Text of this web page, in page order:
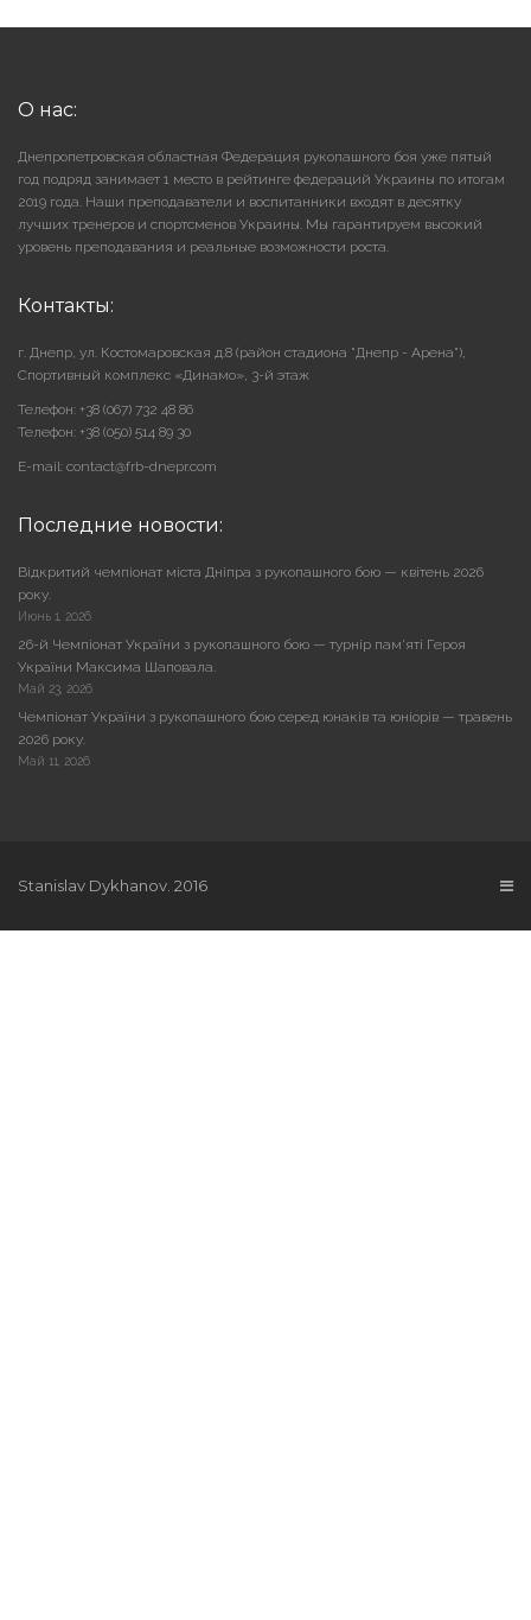
О нас:
Днепропетровская областная Федерация рукопашного боя уже пятый
год подряд занимает 1 место в рейтинге федераций Украины по итогам
2019 года. Наши преподаватели и воспитанники входят в десятку
лучших тренеров и спортсменов Украины. Мы гарантируем высокий
уровень преподавания и реальные возможности роста.
Контакты:
г. Днепр, ул. Костомаровская д.8 (район стадиона "Днепр - Арена"),
Cпортивный комплекс «Динамо», 3-й этаж
Телефон: +38 (067) 732 48 86
Телефон: +38 (050) 514 89 30
E-mail: contact@frb-dnepr.com
Последние новости:
Відкритий чемпіонат міста Дніпра з рукопашного бою — квітень 2026
року.
Июнь 1, 2026
26-й Чемпіонат України з рукопашного бою — турнір пам’яті Героя
України Максима Шаповала.
Май 23, 2026
Чемпіонат України з рукопашного бою серед юнаків та юніорів — травень
2026 року.
Май 11, 2026
Stanislav Dykhanov. 2016